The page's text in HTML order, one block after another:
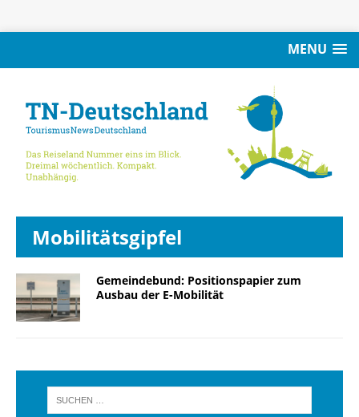
MENU
Mobilitätsgipfel
Gemeindebund: Positionspapier zum
Ausbau der E-Mobilität